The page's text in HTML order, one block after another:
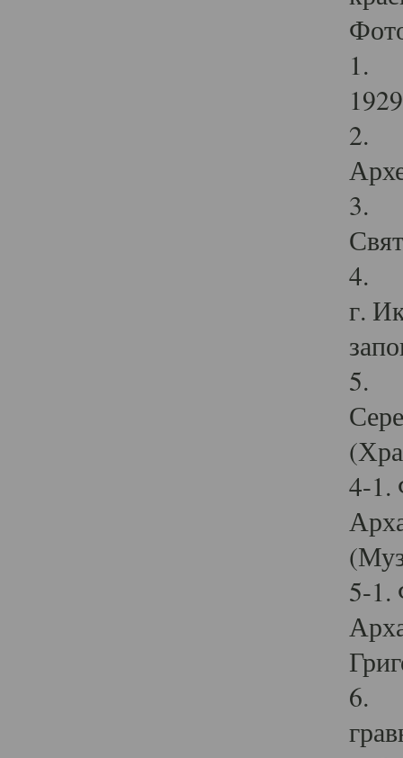
1.
2.
3.
4.
г.
5.
4-1.
5-1.
6.